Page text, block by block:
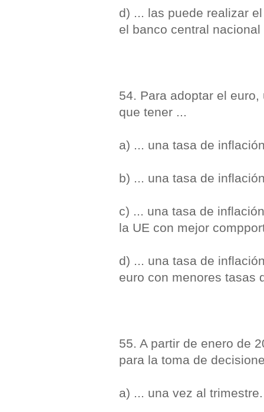
d) ... las puede realizar
el banco central
54. Para adoptar el
que tener ...
a) ... una tasa de
b) ... una tasa de
c) ... una tasa de
la UE con mejor
d) ... una tasa de
euro con menores tasas
55. A partir de enero de
para la toma de
a) ... una vez al trimestre.